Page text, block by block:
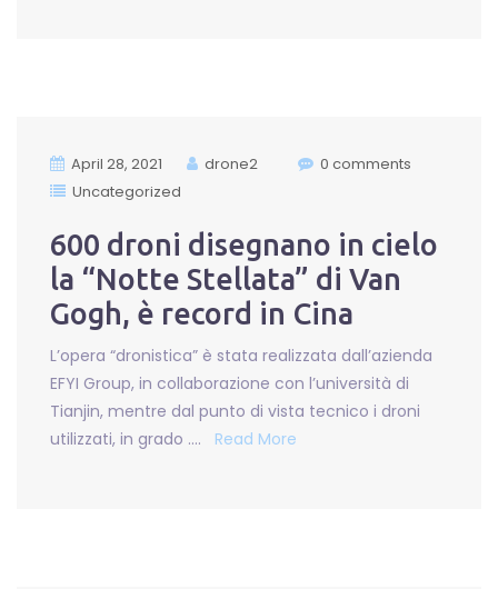
April 28, 2021 drone2
0 comments
Uncategorized
600 droni disegnano in cielo
la “Notte Stellata” di Van
Gogh, è record in Cina
L’opera “dronistica” è stata realizzata dall’azienda
EFYI Group, in collaborazione con l’università di
Tianjin, mentre dal punto di vista tecnico i droni
utilizzati, in grado ….
Read More